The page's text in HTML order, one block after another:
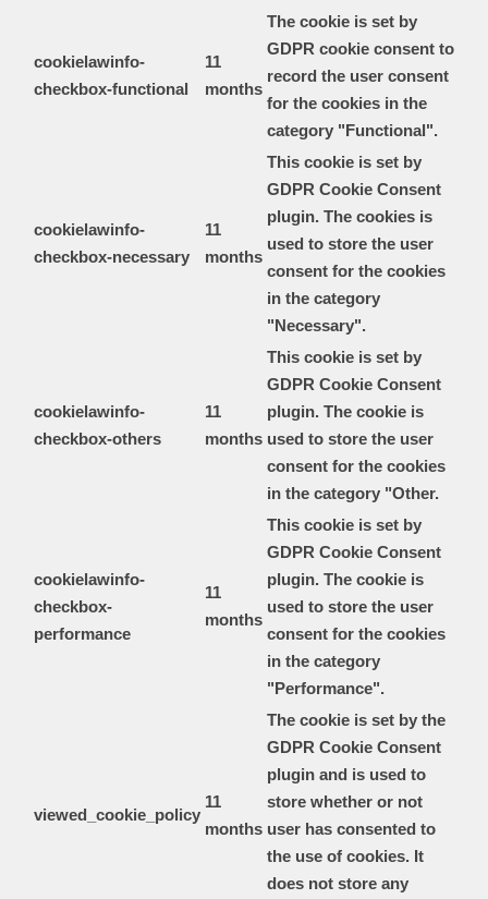
cookielawinfo-
checkbox-functional
11
months
The cookie is set by
GDPR cookie consent to
record the user consent
for the cookies in the
category "Functional".
cookielawinfo-
checkbox-necessary
11
months
This cookie is set by
GDPR Cookie Consent
plugin. The cookies is
used to store the user
consent for the cookies
in the category
"Necessary".
cookielawinfo-
checkbox-others
11
months
This cookie is set by
GDPR Cookie Consent
plugin. The cookie is
used to store the user
consent for the cookies
in the category "Other.
cookielawinfo-
checkbox-
performance
11
months
This cookie is set by
GDPR Cookie Consent
plugin. The cookie is
used to store the user
consent for the cookies
in the category
"Performance".
viewed_cookie_policy
11
months
The cookie is set by the
GDPR Cookie Consent
plugin and is used to
store whether or not
user has consented to
the use of cookies. It
does not store any